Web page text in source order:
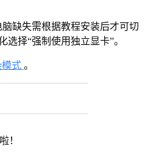
缺失需根据教程安装后才可切
择“强制使用独立显卡”。
式 。
！